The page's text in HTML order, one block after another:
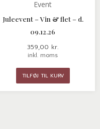
Event
Juleevent – Vin & flet – d.
09.12.26
359,00 kr.
inkl. moms
TILFØJ TIL KURV